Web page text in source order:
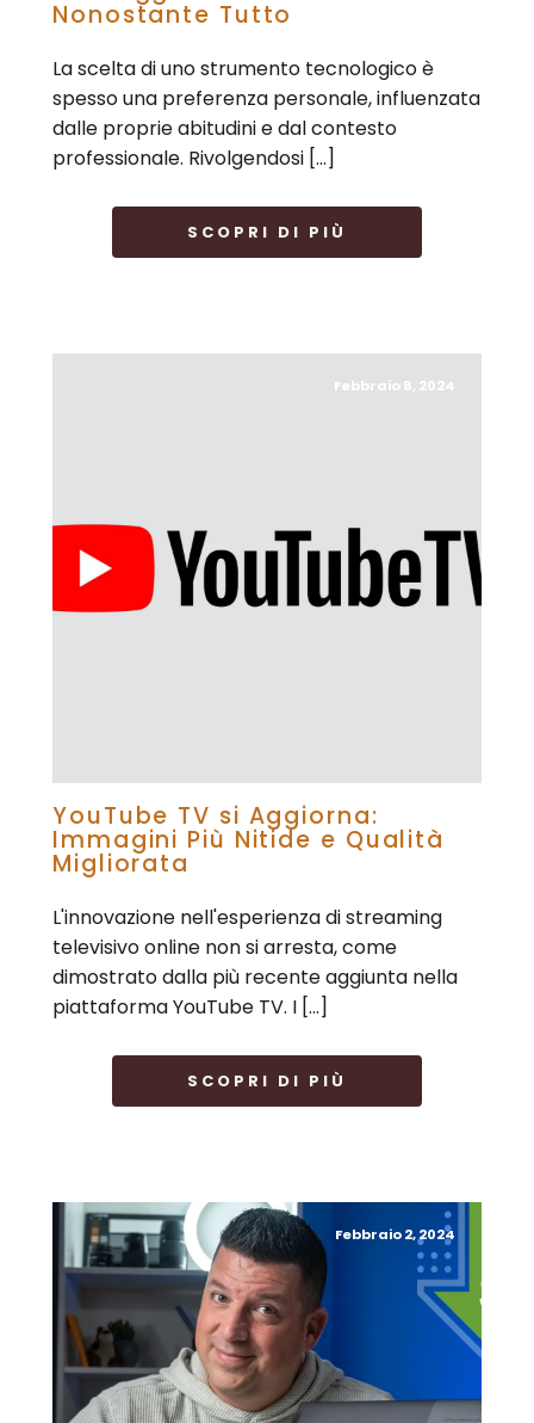
Nonostante Tutto
La scelta di uno strumento tecnologico è
spesso una preferenza personale, influenzata
dalle proprie abitudini e dal contesto
professionale. Rivolgendosi […]
SCOPRI DI PIÙ
Febbraio 8, 2024
YouTube TV si Aggiorna:
Immagini Più Nitide e Qualità
Migliorata
L'innovazione nell'esperienza di streaming
televisivo online non si arresta, come
dimostrato dalla più recente aggiunta nella
piattaforma YouTube TV. I […]
SCOPRI DI PIÙ
Febbraio 2, 2024